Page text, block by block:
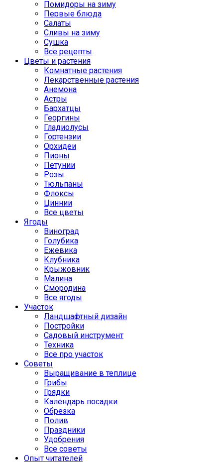
Помидоры на зиму
Первые блюда
Салаты
Сливы на зиму
Сушка
Все рецепты
Цветы и растения
Комнатные растения
Лекарственные растения
Анемона
Астры
Бархатцы
Георгины
Гладиолусы
Гортензии
Орхидеи
Пионы
Петунии
Розы
Тюльпаны
Флоксы
Циннии
Все цветы
Ягоды
Виноград
Голубика
Ежевика
Клубника
Крыжовник
Малина
Смородина
Все ягоды
Участок
Ландшафтный дизайн
Постройки
Садовый инструмент
Техника
Все про участок
Советы
Выращивание в теплице
Грибы
Грядки
Календарь посадки
Обрезка
Полив
Праздники
Удобрения
Все советы
Опыт читателей